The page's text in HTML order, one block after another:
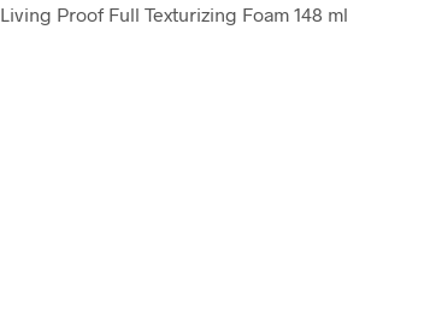
. Living Proof Full Texturizing Foam 148 ml